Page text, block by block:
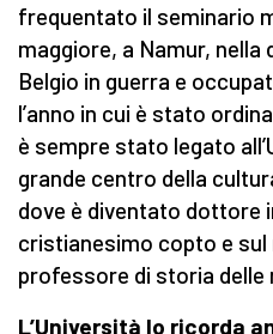
frequentato il seminario
maggiore, a Namur,
Belgio in guerra e
l’anno in cui è stato
è sempre stato legato
grande centro della
dove è diventato dottore
cristianesimo copto e sul
professore di storia delle
L’Università lo ricorda